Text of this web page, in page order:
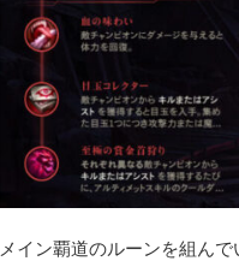
メイン覇道のルーンを組ん